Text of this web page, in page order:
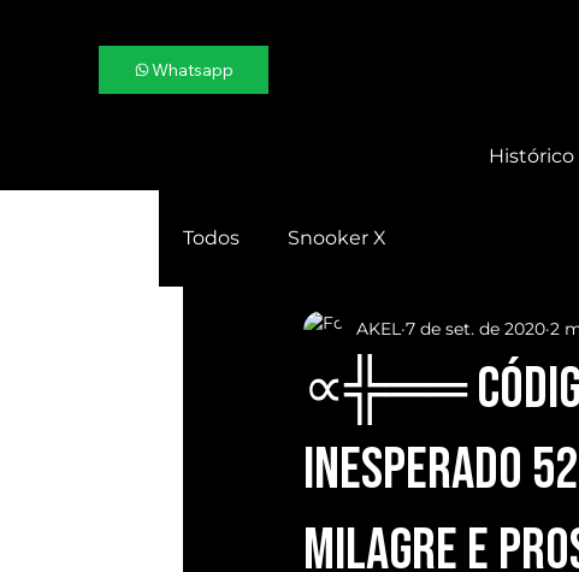
Whatsapp
Histórico
Todos Snooker X
∝╬══
Inesperado
Milagre e
AKEL 7 de set. de 2020 2